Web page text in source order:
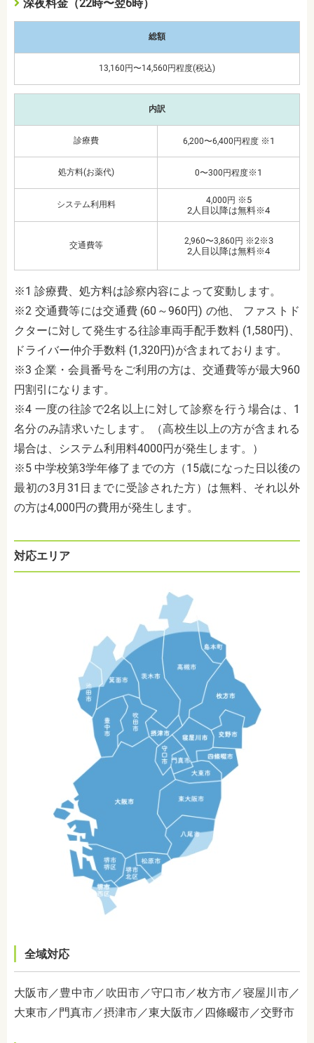
深夜料金（22時〜翌6時）
総額
13,160円〜14,560円程度(税込)
内訳
診療費 6,200〜6,400円程度 ※1
処方料(お薬代) 0〜300円程度※1
システム利用料 4,000円 ※5
2人目以降は無料※4
交通費等 2,960〜3,860円 ※2※3
2人目以降は無料※4
※1 診療費、処方料は診察内容によって変動します。
※2 交通費等には交通費 (60～960円) の他、 ファストド
クターに対して発生する往診車両手配手数料 (1,580円)、
ドライバー仲介手数料 (1,320円)が含まれております。
※3 企業・会員番号をご利用の方は、交通費等が最大960
円割引になります。
※4 一度の往診で2名以上に対して診察を行う場合は、1
名分のみ請求いたします。（高校生以上の方が含まれる
場合は、システム利用料4000円が発生します。）
※5 中学校第3学年修了までの方（15歳になった日以後の
最初の3月31日までに受診された方）は無料、それ以外
の方は4,000円の費用が発生します。
対応エリア
全域対応
大阪市／豊中市／吹田市／守口市／枚方市／寝屋川市／
大東市／門真市／摂津市／東大阪市／四條畷市／交野市